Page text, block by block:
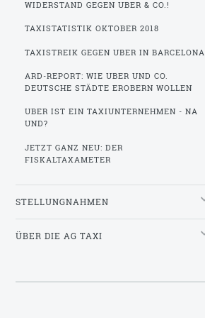
WIDERSTAND GEGEN UBER & CO.!
TAXISTATISTIK OKTOBER 2018
TAXISTREIK GEGEN UBER IN BARCELONA
ARD-REPORT: WIE UBER UND CO.
DEUTSCHE STÄDTE EROBERN WOLLEN
UBER IST EIN TAXIUNTERNEHMEN - NA
UND?
JETZT GANZ NEU: DER
FISKALTAXAMETER
STELLUNGNAHMEN
ÜBER DIE AG TAXI